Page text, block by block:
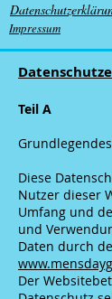
Impressum
Teil A
Grundlegendes
Diese
Nutzer dieser
Umfang und
und
Daten durch
Der